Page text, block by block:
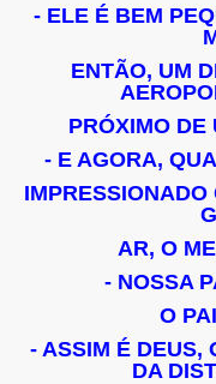
- ELE É BEM
ENTÃO, UM
PRÓXIMO DE
- E AGORA,
AR, O
- NOSSA
O
- ASSIM É DEUS,
DA